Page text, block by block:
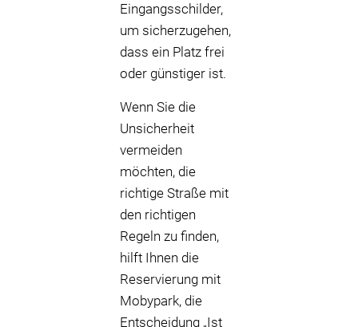
Eingangsschilder,
um sicherzugehen,
dass ein Platz frei
oder günstiger ist.
Wenn Sie die
Unsicherheit
vermeiden
möchten, die
richtige Straße mit
den richtigen
Regeln zu finden,
hilft Ihnen die
Reservierung mit
Mobypark, die
Entscheidung „Ist